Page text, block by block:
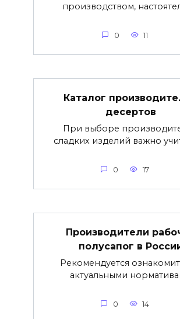
производством,
0 11
Каталог
десертов
При выборе
сладких изделий важно
0 17
Производители
полусапог в
Рекомендуется
актуальными
0 14